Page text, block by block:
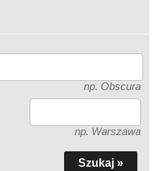
np. Obscura
np. Warszawa